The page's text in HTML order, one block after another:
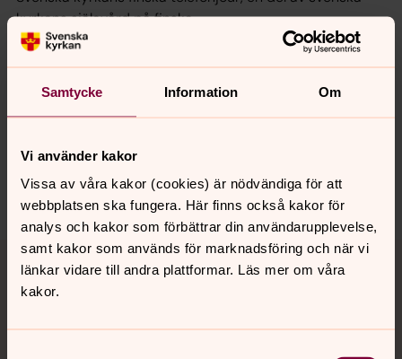
Samtycke Information Om
Vi använder kakor
Vissa av våra kakor (cookies) är nödvändiga för att
webbplatsen ska fungera. Här finns också kakor för
analys och kakor som förbättrar din användarupplevelse,
samt kakor som används för marknadsföring och när vi
länkar vidare till andra plattformar. Läs mer om våra
kakor.
kyrkans själavård på finska.
Aktuellt
Inga händelser i dag.
Venttaa vähän – vänta lite!